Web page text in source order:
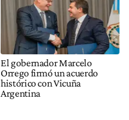
El gobernador Marcelo
Orrego firmó un acuerdo
histórico con Vicuña
Argentina